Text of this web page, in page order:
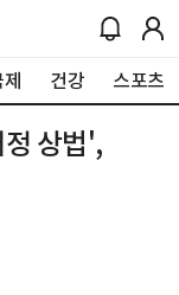
제 건강 스포츠
상법',